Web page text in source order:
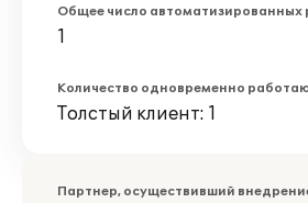
Общее число автоматизированных
1
Количество одновременно
Толстый клиент: 1
Партнер, осуществивший